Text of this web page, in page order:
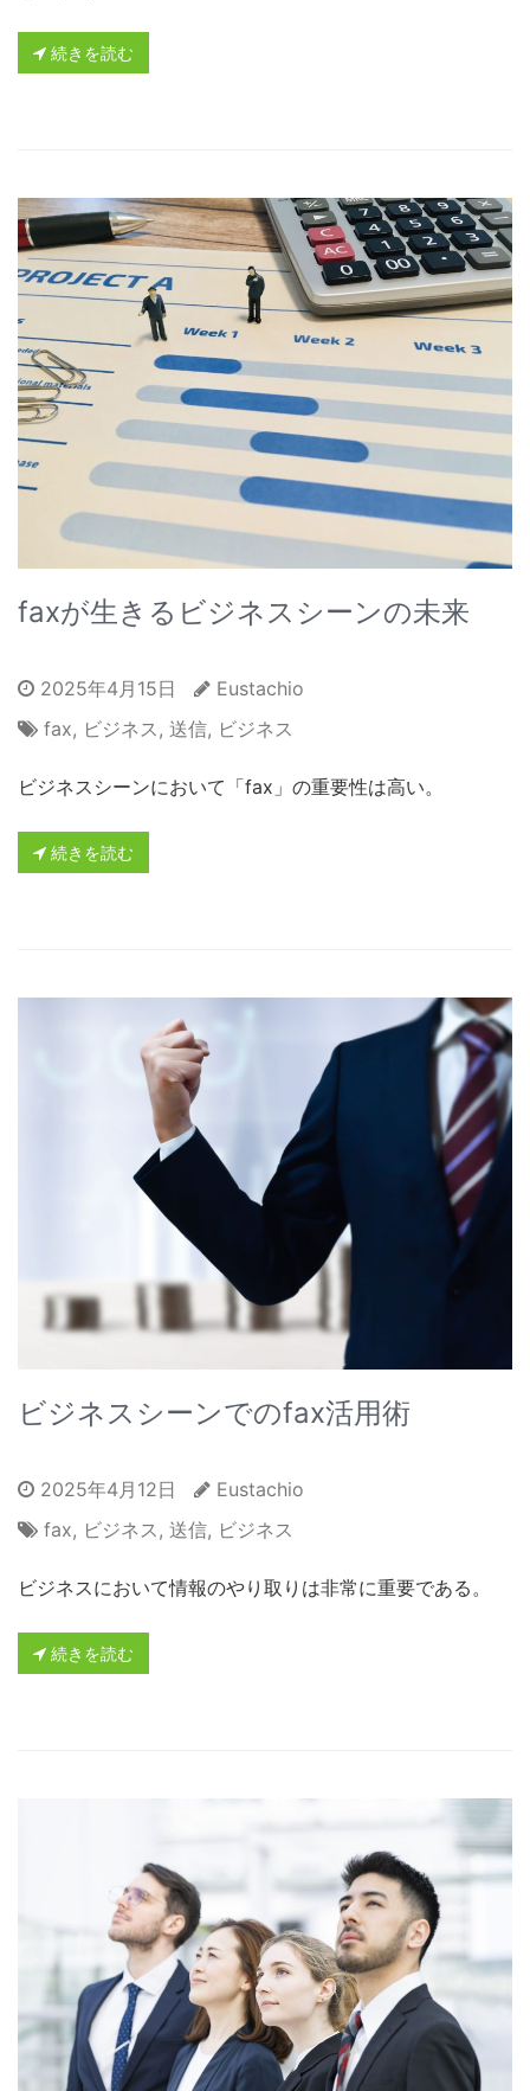
続きを読む
faxが生きるビジネスシーンの未来
2025年4月15日
Eustachio
fax, ビジネス, 送信, ビジネス
ビジネスシーンにおいて「fax」の重要性は高い。
続きを読む
ビジネスシーンでのfax活用術
2025年4月12日
Eustachio
fax, ビジネス , 送信, ビジネス
ビジネスにおいて情報のやり取りは非常に重要である。
続きを読む